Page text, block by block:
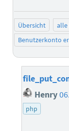
Übersicht alle
Benutzerkonto
Henry
php